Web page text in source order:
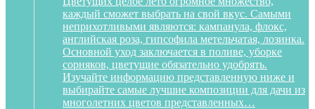
каждый сможет выбрать на свой вкус. Самыми
неприхотливыми являются: кампанула, флокс,
английская роза, гипсофила метельчатая, лозинка.
Основной уход заключается в поливе, уборке
сорняков, цветущие обязательно удобрять.
Изучайте информацию представленную ниже и
выбирайте самые лучшие композиции для дачи из
многолетних цветов представленных…